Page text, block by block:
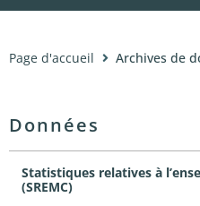
Page d'accueil Archives de
Données
Statistiques relatives à
(SREMC)